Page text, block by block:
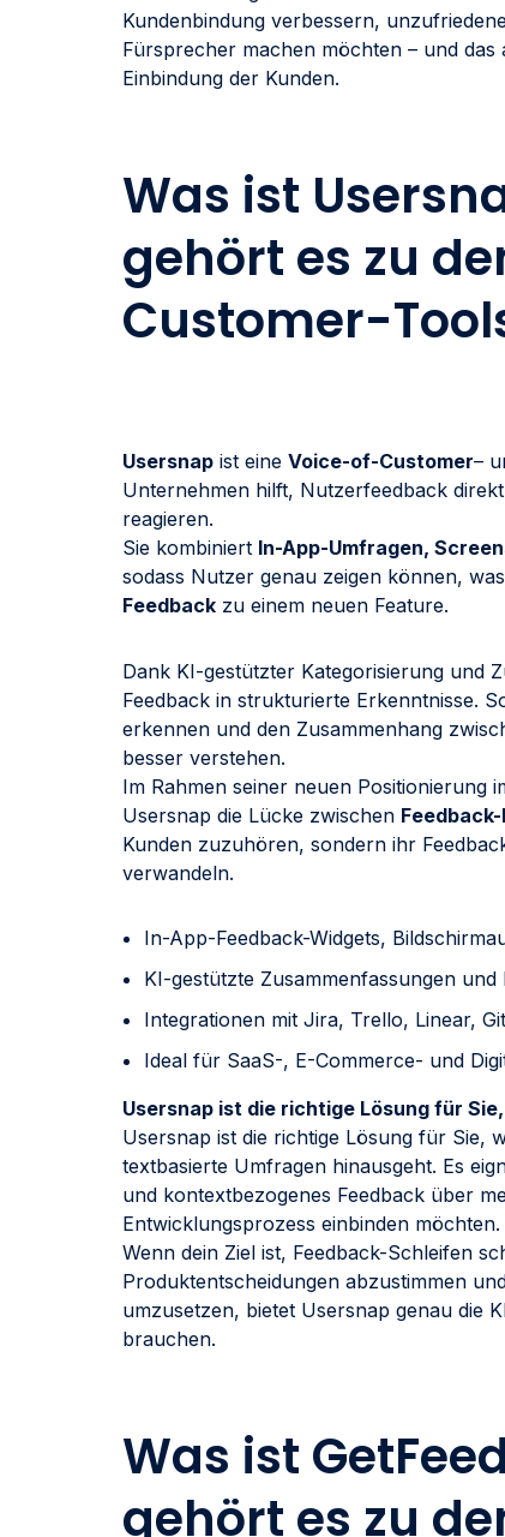
Kundenbindung verbessern,
Fürsprecher machen möchten – und das
Einbindung der Kunden.
Was ist
gehört es zu
Customer-
Usersnap ist eine Voice-of-Customer–
Unternehmen hilft, Nutzerfeedback
reagieren.
Sie kombiniert In-App-Umfragen,
sodass Nutzer genau zeigen können,
Feedback zu einem neuen Feature.
Dank KI-gestützter Kategorisierung und
Feedback in strukturierte Erkenntnisse.
erkennen und den Zusammenhang
besser verstehen.
Im Rahmen seiner neuen Positionierung
Usersnap die Lücke zwischen
Kunden zuzuhören, sondern ihr
verwandeln.
In-App-Feedback-Widgets,
KI-gestützte Zusammenfassungen
Integrationen mit Jira, Trello, Linear,
Ideal für SaaS-, E-Commerce- und
Usersnap ist die richtige Lösung für
Usersnap ist die richtige Lösung für Sie,
textbasierte Umfragen hinausgeht. Es
und kontextbezogenes Feedback über
Entwicklungsprozess einbinden möchten.
Wenn dein Ziel ist, Feedback-Schleifen
Produktentscheidungen abzustimmen
umzusetzen, bietet Usersnap genau die
brauchen.
Was ist
gehört es zu